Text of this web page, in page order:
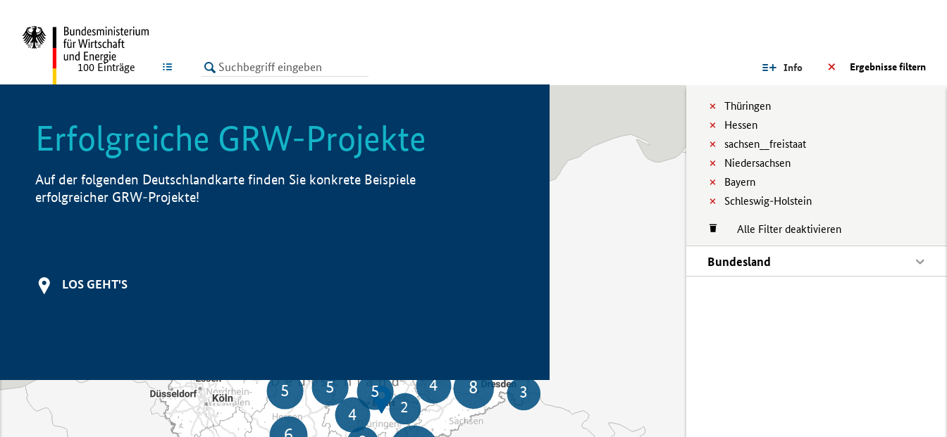
LISTE Ergebnisse filtern
Info
Thüringen
Hessen
sachsen__freistaat
Niedersachsen
Bayern
Schleswig-Holstein
Alle Filter deaktivieren
Bundesland
100 Einträge
Erfolgreiche GRW-Projekte
Auf der folgenden Deutschlandkarte finden Sie konkrete Beispiele
erfolgreicher GRW-Projekte!
LOS GEHT'S